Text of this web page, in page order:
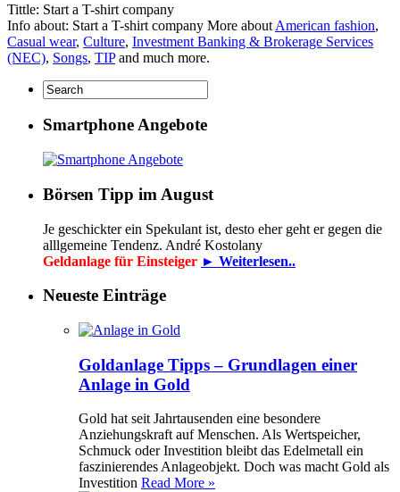
Tittle: Start a T-shirt company
Info about: Start a T-shirt company More about American fashion,
Casual wear, Culture, Investment Banking & Brokerage Services
(NEC), Songs, TIPand much more.
Smartphone Angebote
Börsen Tipp im August
Je geschickter ein Spekulant ist, desto eher geht er gegen die
alllgemeine Tendenz. André Kostolany
Geldanlage für Einsteiger ► Weiterlesen..
Neueste Einträge
Goldanlage Tipps – Grundlagen einer
Anlage in Gold
Gold hat seit Jahrtausenden eine besondere
Anziehungskraft auf Menschen. Als Wertspeicher,
Schmuck oder Investition bleibt das Edelmetall ein
faszinierendes Anlageobjekt. Doch was macht Gold als
Investition Read More »